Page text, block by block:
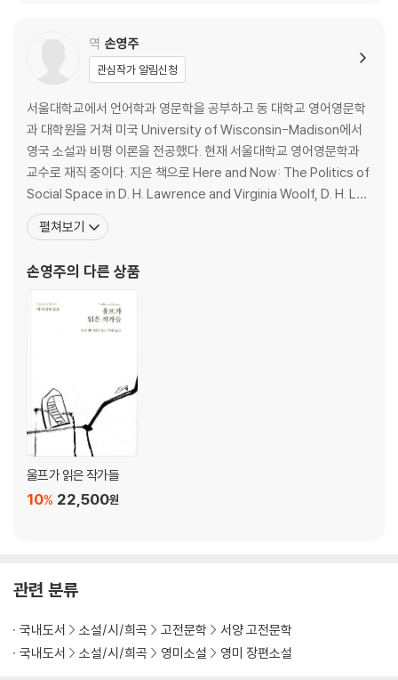
역 손영주
관심작가 알림신청
서울대학교에서 언어학과 영문학을 공부하고 동 대학교 영어영문학
과 대학원을 거쳐 미국 University of Wisconsin-Madison에서
영국 소설과 비평 이론을 전공했다. 현재 서울대학교 영어영문학과
교수로 재직 중이다. 지은 책으로 Here and Now: The Politics of
Social Space in D. H. Lawrence and Virginia Woolf, D. H. La
wrence: New Critical Perspectives and Cultural Translatio
n(공저) 등이 있고, 옮긴 책으로 『버지니아 울프 문학 에세이』(공역),
펼쳐보기
손영주의 다른 상품
울프가 읽은 작가들
22,500원
10%
관련 분류
국내도서 소설/시/희곡 고전문학
서양 고전문학
국내도서
소설/시/희곡 영미소설 영미 장편소설